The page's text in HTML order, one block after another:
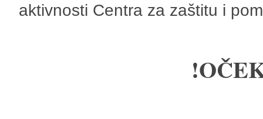
aktivnosti Centra za zaštitu i